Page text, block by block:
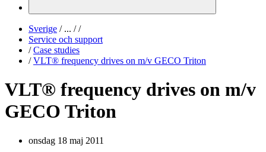
Sverige /... / /
Service och support
/ Case studies
/ VLT® frequency drives on m/v GECO Triton
VLT® frequency drives on m/v
GECO Triton
onsdag 18 maj 2011